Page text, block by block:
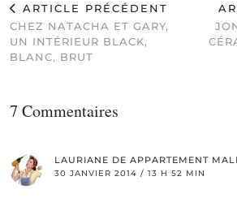
ARTICLE PRÉCÉDENT
CHEZ NATACHA ET GARY,
UN INTÉRIEUR BLACK,
BLANC, BRUT
7 Commentaires
LAURIANE DE APPARTEMENT
30 JANVIER 2014 / 13 H 52 MIN